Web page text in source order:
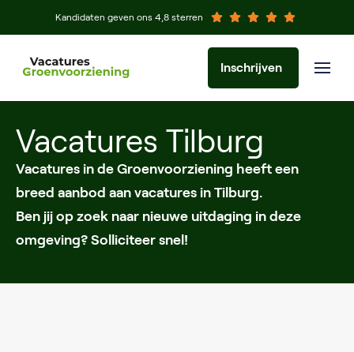
Kandidaten geven ons 4,8 sterren
Inschrijven
Vacatures Tilburg
Vacatures in de Groenvoorziening heeft een
breed aanbod aan vacatures in Tilburg.
Ben jij op zoek naar nieuwe uitdaging in deze
omgeving? Solliciteer snel!